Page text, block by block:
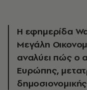
Η εφημερίδα
Μεγάλη
αναλύει πώς ο
Ευρώπης,